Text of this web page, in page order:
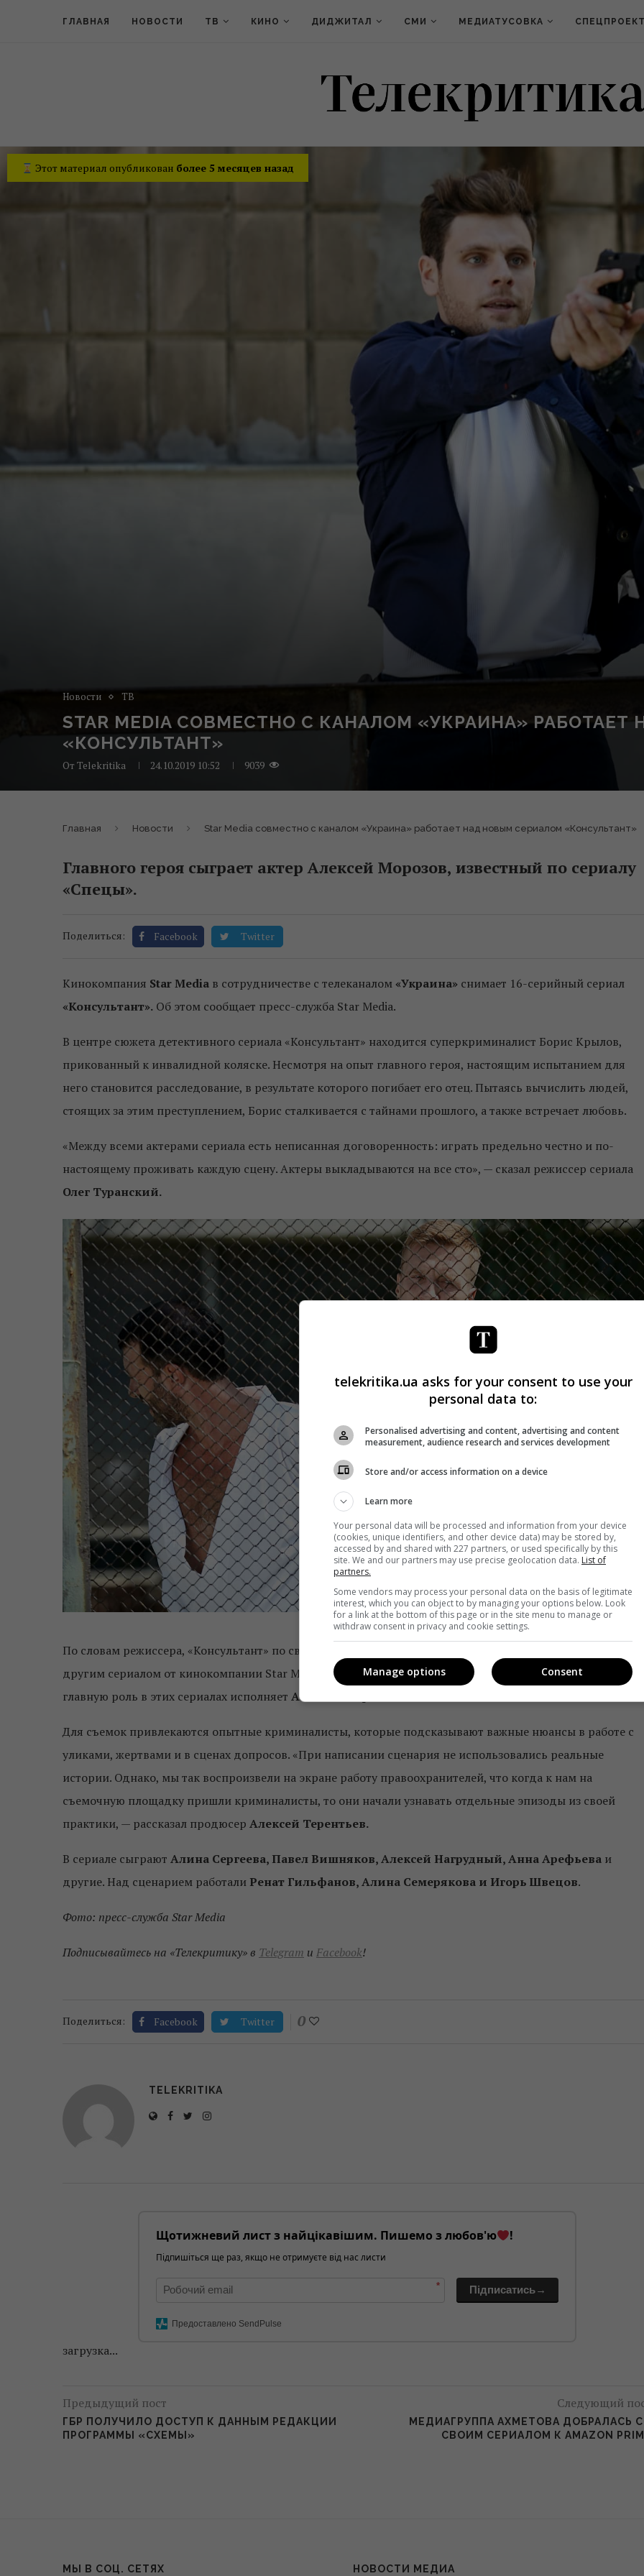
ГЛАВНАЯ НОВОСТИ ТВ КИНО ДИДЖИТАЛ СМИ МЕДИАТУСОВКА
Этот материал опубликован более 5 месяцев назад
Новости ТВ
STAR MEDIA СОВМЕСТНО С КАНАЛОМ «УКРАИНА»
«КОНСУЛЬТАНТ»
От Telekritika 24.10.2019 10:52 9039
Главная Новости Star Media совместно с каналом «Украина» работает над новым сериалом «Консультант»
Главного героя сыграет актер Алексей Морозов, известный по сериалу
«Спецы».
Поделиться: Facebook Twitter
Кинокомпания Star Media в сотрудничестве с телеканалом «Украина» снимает 16-серийный сериал
«Консультант». Об этом сообщает пресс-служба Star Media.
В центре сюжета детективного сериала «Консультант» находится суперкриминалист Борис Крылов,
прикованный к инвалидной коляске. Несмотря на опыт главного героя, настоящим испытанием для
него становится расследование, в результате которого погибает его отец. Пытаясь вычислить людей,
стоящих за этим преступлением, Борис сталкивается с тайнами прошлого, а также встречает любовь.
«Между всеми актерами сериала есть неписанная договоренность: играть предельно честно и по-
настоящему проживать каждую сцену. Актеры выкладываются на все сто», — сказал режиссер сериала
Олег Туранский.
По словам режиссера, «Консультант» по своим атмосфере и детективным историям перекликается с
другим сериалом от кинокомпании Star Mediа
«Спецы», который вышел в 2017 году. Кроме того,
главную роль в этих сериалах исполняет Алексей Морозов
Для съемок привлекаются опытные криминалисты, которые подсказывают важные нюансы в работе с
уликами, жертвами и в сценах допросов. «При написании сценария не использовались реальные
истории. Однако, мы так воспроизвели на экране работу правоохранителей, что когда к нам на
съемочную площадку пришли криминалисты, то они начали узнавать отдельные эпизоды из своей
практики, — рассказал продюсер Алексей Терентьев.
В сериале сыграют Алина Сергеева, Павел Вишняков, Алексей Нагрудный, Анна Арефьева и
другие. Над сценарием работали Ренат Гильфанов, Алина Семерякова и Игорь Швецов.
Фото: пресс-служба Star Media
Подписывайтесь на «Телекритику» в Telegram и Facebook!
Поделиться: Facebook Twitter 0
TELEKRITIKA
Щотижневий лист з найцікавішим. Пишемо з любов'ю !
Підпишіться ще раз, якщо не отримуєте від нас листи
* Підписатись→
Предоставлено SendPulse
загрузка...
Предыдущий пост
ГБР ПОЛУЧИЛО ДОСТУП К ДАННЫМ РЕДАКЦИИ
ПРОГРАММЫ «СХЕМЫ»
Следующий
МЕДИАГРУППА АХМЕТОВА ДОБРАЛАСЬ
СВОИМ СЕРИАЛОМ К AMAZON
МЫ В СОЦ. СЕТЯХ НОВОСТИ МЕДИА
telekritika.ua asks for your consent to use your
personal data to:
Personalised advertising and content, advertising and content
measurement, audience research and services development
Store and/or access information on a device
Learn more
Your personal data will be processed and information from your device
(cookies, unique identifiers, and other device data) may be stored by,
accessed by and shared with 227 partners, or used specifically by this
site. We and our partners may use precise geolocation data. List of
partners.
Some vendors may process your personal data on the basis of legitimate
interest, which you can object to by managing your options below. Look
for a link at the bottom of this page or in the site menu to manage or
withdraw consent in privacy and cookie settings.
Consent
Manage options